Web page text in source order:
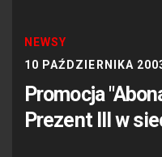
NEWSY
10 PAŹDZIERNIKA
Promocja
Prezent III w